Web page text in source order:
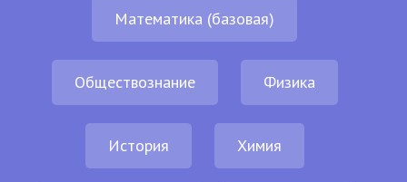
Математика (базовая)
Обществознание Физика
История Химия